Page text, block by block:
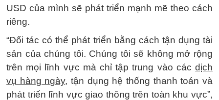
USD của mình sẽ phát triển mạnh mẽ theo cách
riêng.
“Đối tác có thể phát triển bằng cách tận dụng tài
sản của chúng tôi. Chúng tôi sẽ không mở rộng
trên mọi lĩnh vực mà chỉ tập trung vào các dịch
vụ hàng ngày, tận dụng hệ thống thanh toán và
phát triển lĩnh vực giao thông trên toàn khu vực”,